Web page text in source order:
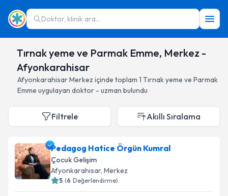
Doktor, klinik ara...
Tırnak yeme ve Parmak Emme, Merkez -
Afyonkarahisar
AfyonkarahisarMerkez içinde toplam 1 Tırnak yeme ve Parmak
Emme uygulayan doktor - uzman bulundu
Filtrele Akıllı Sıralama
Pedagog Hatice Örgün Kumral
Çocuk Gelişim
Afyonkarahisar, Merkez
5 (6 Değerlendirme)